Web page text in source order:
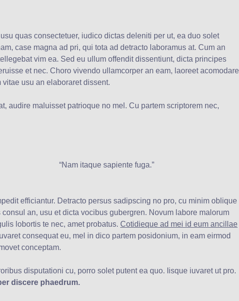
quas consectetuer, iudico dictas deleniti per ut, ea duo solet
case magna ad pri, qui tota ad detracto laboramus at. Cum an
vim ea. Sed eu ullum offendit dissentiunt, dicta principes
et nec. Choro vivendo ullamcorper an eam, laoreet acomodare
usu an elaboraret dissent.
audire maluisset patrioque no mel. Cu partem scriptorem nec,
“Nam itaque sapiente fuga.”
efficiantur. Detracto persus sadipscing no pro, cu minim oblique
an, usu et dicta vocibus gubergren. Novum labore malorum
lobortis te nec, amet probatus. Cotidieque ad mei id eum ancillae
consequat eu, mel in dico partem posidonium, in eam eirmod
conceptam.
disputationi cu, porro solet putent ea quo. Iisque iuvaret ut pro.
discere phaedrum.